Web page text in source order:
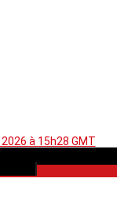
à 15h28 GMT